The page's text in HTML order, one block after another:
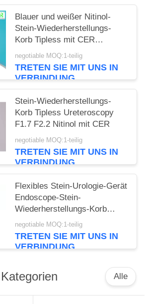
Blauer und weißer Nitinol-
Stein-Wiederherstellungs-
Korb Tipless mit CER
ISO13485
negotiable MOQ:1-teilig
TRETEN SIE MIT UNS IN
VERBINDUNG
Stein-Wiederherstellungs-
Korb Tipless Ureteroscopy
F1.7 F2.2 Nitinol mit CER
negotiable MOQ:1-teilig
TRETEN SIE MIT UNS IN
VERBINDUNG
Flexibles Stein-Urologie-Gerät
Endoscope-Stein-
Wiederherstellungs-Korb
Tipless Ngage
negotiable MOQ:1-teilig
TRETEN SIE MIT UNS IN
VERBINDUNG
Alle